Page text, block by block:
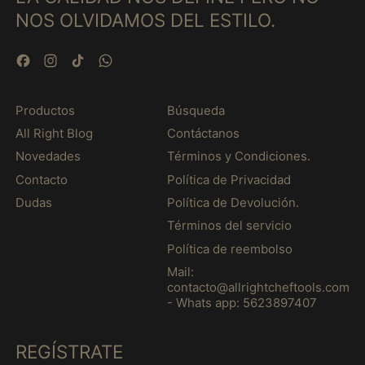
NOS OLVIDAMOS DEL ESTILO.
FacebookInstagram
TikTokWhatsApp
Productos
All Right Blog
Novedades
Contacto
Dudas
Búsqueda
Contáctanos
Términos y Condiciones.
Política de Privacidad
Política de Devolución.
Términos del servicio
Política de reembolso
Mail:
contacto@allrightcheftools.com
- Whats app: 5623897407
REGÍSTRATE
Guinée (MXN $)
(MXN $)
Guyane française
(MXN $)
Île de l’Ascension